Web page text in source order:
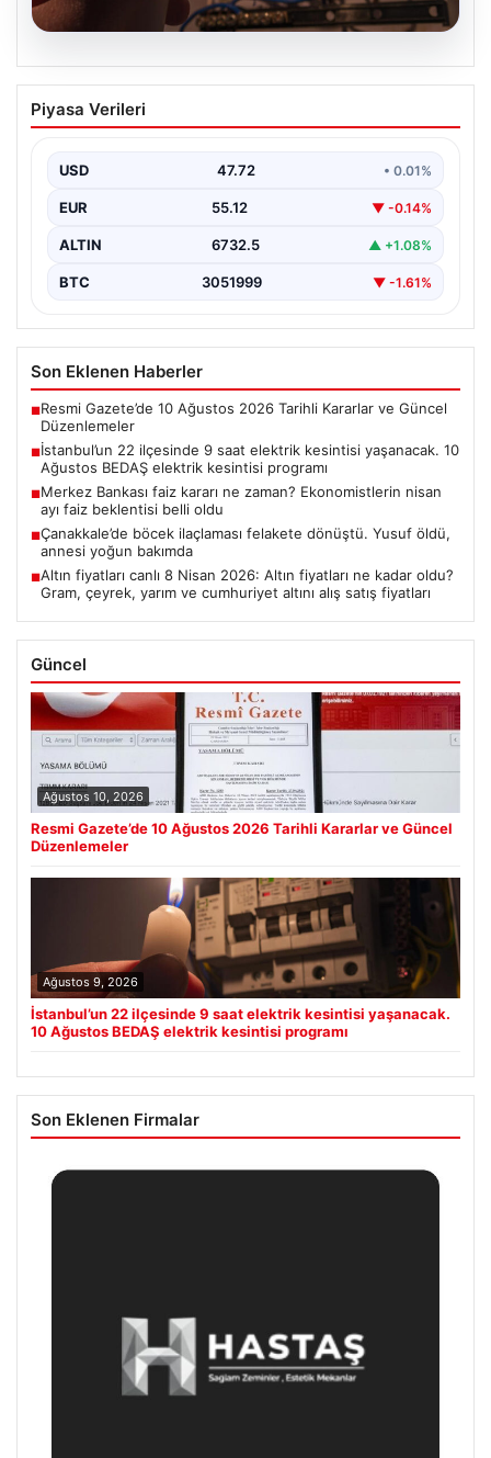
09.08.2026
İstanbul’un 22 ilçesinde 9 saat elektrik
kesintisi yaşanacak. 10 Ağustos BEDAŞ
Piyasa Verileri
USD 47.72 • 0.01%
EUR 55.12 ▼ -0.14%
ALTIN 6732.5 ▲ +1.08%
BTC 3051999 ▼ -1.61%
Son Eklenen Haberler
■Resmi Gazete’de 10 Ağustos 2026 Tarihli Kararlar ve Güncel
Düzenlemeler
■İstanbul’un 22 ilçesinde 9 saat elektrik kesintisi yaşanacak. 10
Ağustos BEDAŞ elektrik kesintisi programı
■Merkez Bankası faiz kararı ne zaman? Ekonomistlerin nisan
ayı faiz beklentisi belli oldu
■Çanakkale’de böcek ilaçlaması felakete dönüştü. Yusuf öldü,
annesi yoğun bakımda
■Altın fiyatları canlı 8 Nisan 2026: Altın fiyatları ne kadar oldu?
Gram, çeyrek, yarım ve cumhuriyet altını alış satış fiyatları
Güncel
Ağustos 10, 2026
Resmi Gazete’de 10 Ağustos 2026 Tarihli Kararlar ve Güncel
Düzenlemeler
Ağustos 9, 2026
İstanbul’un 22 ilçesinde 9 saat elektrik kesintisi yaşanacak.
10 Ağustos BEDAŞ elektrik kesintisi programı
Son Eklenen Firmalar